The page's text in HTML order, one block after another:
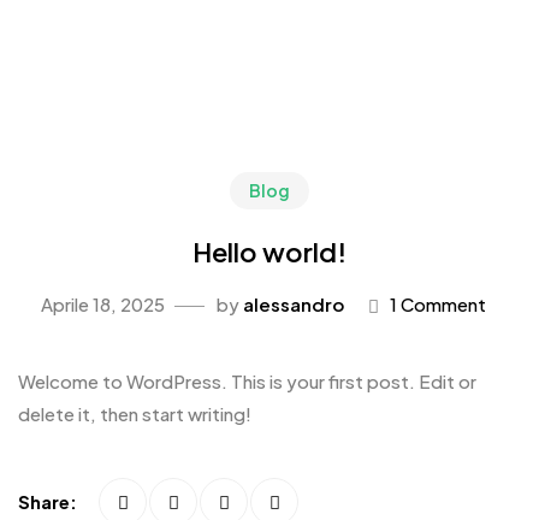
Blog
Hello world!
Aprile 18, 2025 by alessandro 1 Comment
Welcome to WordPress. This is your first post. Edit or
delete it, then start writing!
Share: